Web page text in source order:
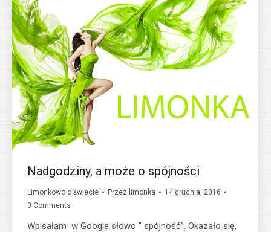
Nadgodziny, a może o spójności
Limonkowo o świecie Przez limonka
14 grudnia, 2016
0 Comments
Wpisałam w Google słowo ” spójność”. Okazało się,